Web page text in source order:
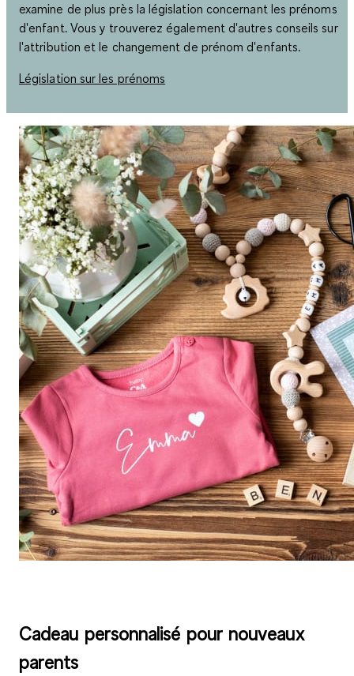
examine de plus près la législation concernant les prénoms
d'enfant. Vous y trouverez également d'autres conseils sur
l'attribution et le changement de prénom d'enfants.
Législation sur les prénoms
Cadeau personnalisé pour nouveaux
parents